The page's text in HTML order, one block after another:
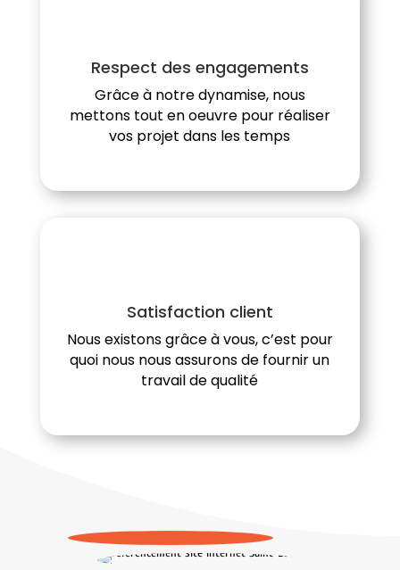
Respect des engagements
Grâce à notre dynamise, nous
mettons tout en oeuvre pour réaliser
vos projet dans les temps
Satisfaction client
Nous existons grâce à vous, c’est pour
quoi nous nous assurons de fournir un
travail de qualité